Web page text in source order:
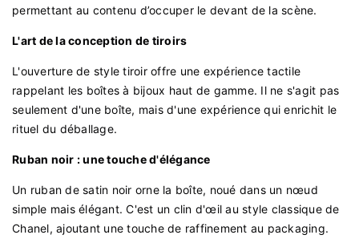
permettant au contenu d’occuper le devant de la scène.
L'art de la conception de tiroirs
L'ouverture de style tiroir offre une expérience tactile
rappelant les boîtes à bijoux haut de gamme. Il ne s'agit pas
seulement d'une boîte, mais d'une expérience qui enrichit le
rituel du déballage.
Ruban noir : une touche d'élégance
Un ruban de satin noir orne la boîte, noué dans un nœud
simple mais élégant. C'est un clin d'œil au style classique de
Chanel, ajoutant une touche de raffinement au packaging.